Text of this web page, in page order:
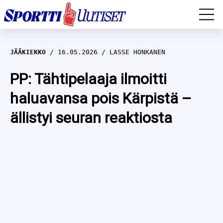
EM-YLEISURHEILU
JÄÄKIEKKO
YLEISURHEILU
WILMA HELTELÄ
TALVILAJIT
JÄÄKIEKKO 16.05.2026 LASSE HONKANEN
PP: Tähtipelaaja ilmoitti
haluavansa pois Kärpistä –
ällistyi seuran reaktiosta